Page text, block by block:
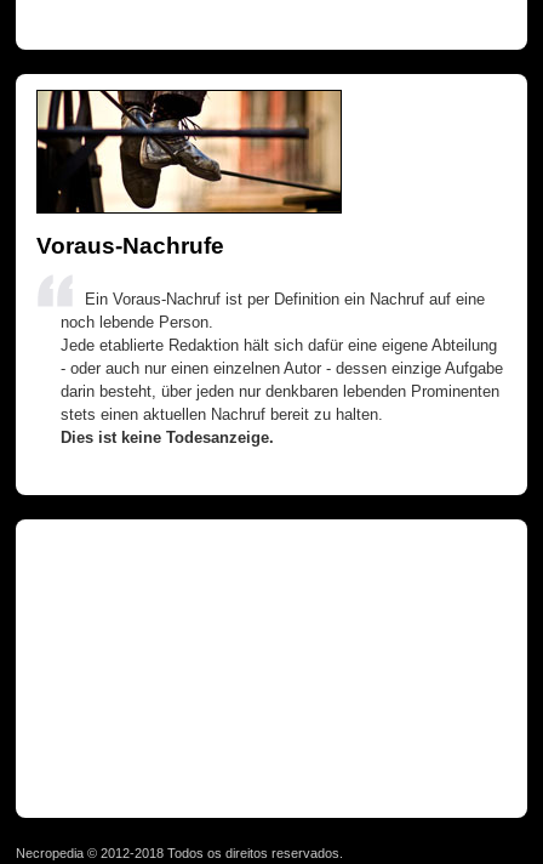
Voraus-Nachrufe
Ein Voraus-Nachruf ist per Definition ein Nachruf auf eine
noch lebende Person.
Jede etablierte Redaktion hält sich dafür eine eigene Abteilung
- oder auch nur einen einzelnen Autor - dessen einzige Aufgabe
darin besteht, über jeden nur denkbaren lebenden Prominenten
stets einen aktuellen Nachruf bereit zu halten.
Dies ist keine Todesanzeige.
Necropedia © 2012-2018 Todos os direitos reservados.